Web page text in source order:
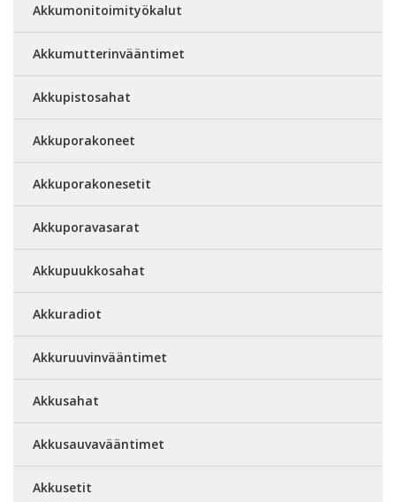
Akkumonitoimityökalut
Akkumutterinvääntimet
Akkupistosahat
Akkuporakoneet
Akkuporakonesetit
Akkuporavasarat
Akkupuukkosahat
Akkuradiot
Akkuruuvinvääntimet
Akkusahat
Akkusauvavääntimet
Akkusetit